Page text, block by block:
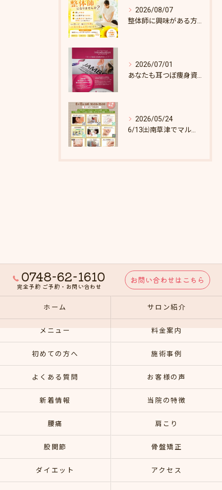
2026/08/07
2026/07/01
2026/05/24
0748-62-1610
完全予約 ご予約・お問い合わせ
お問い合わせはこちら
ホーム サロン紹介
メニュー 料金案内
初めての方へ 施術事例
よくある質問 お客様の声
新着情報 当院の特徴
腰痛 肩こり
股関節 骨盤矯正
ダイエット アクセス